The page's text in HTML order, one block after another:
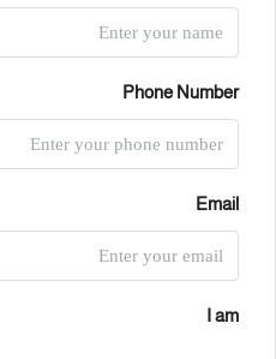
Phone Number
Email
I am